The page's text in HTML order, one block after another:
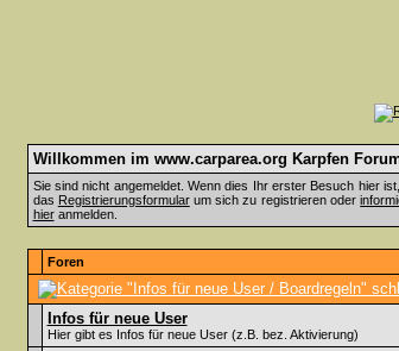
Willkommen im www.carparea.org Karpfen
Sie sind nicht angemeldet. Wenn dies Ihr erster Besuch hier
das Registrierungsformularum sich zu registrieren oder
hieranmelden.
Foren
Infos für neue User
Hier gibt es Infos für neue User (z.B. bez. Aktivierung)